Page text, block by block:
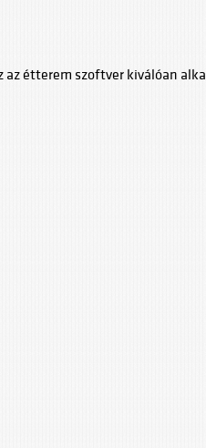
étterem szoftver kiválóan